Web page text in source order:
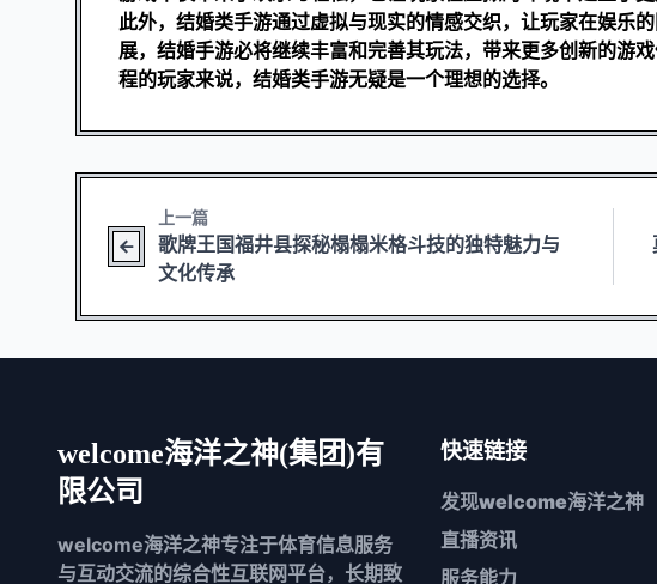
此外，结婚类手游通过虚拟与现实的情感交织，让玩家在娱乐
展，结婚手游必将继续丰富和完善其玩法，带来更多创新的游
程的玩家来说，结婚类手游无疑是一个理想的选择。
上一篇
歌牌王国福井县探秘榻榻米格斗技的独特魅力与
文化传承
welcome海洋之神(集团)有
限公司
welcome海洋之神专注于体育信息服务
与互动交流的综合性互联网平台，长期致
快速链接
发现welcome海洋之神
直播资讯
服务能力